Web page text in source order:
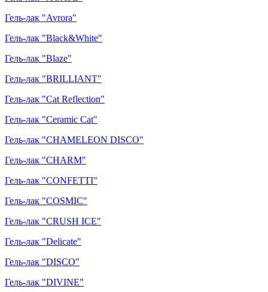
Гель-лак "Avrora"
Гель-лак "Black&White"
Гель-лак "Blaze"
Гель-лак "BRILLIANT"
Гель-лак "Cat Reflection"
Гель-лак "Ceramic Cat"
Гель-лак "CHAMELEON DISCO"
Гель-лак "CHARM"
Гель-лак "CONFETTI"
Гель-лак "COSMIC"
Гель-лак "CRUSH ICE"
Гель-лак "Delicate"
Гель-лак "DISCO"
Гель-лак "DIVINE"